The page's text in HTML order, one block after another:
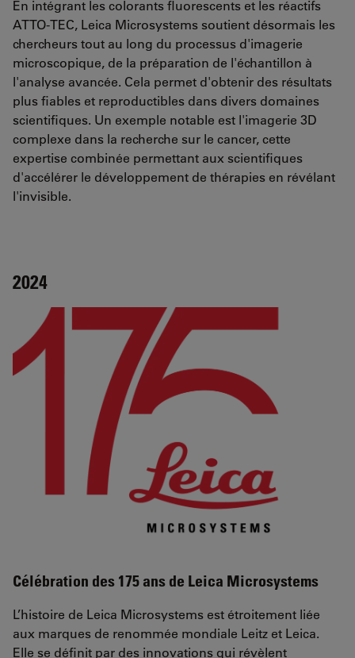
En intégrant les colorants fluorescents et les réactifs
ATTO-TEC, Leica Microsystems soutient désormais les
chercheurs tout au long du processus d'imagerie
microscopique, de la préparation de l'échantillon à
l'analyse avancée. Cela permet d'obtenir des résultats
plus fiables et reproductibles dans divers domaines
scientifiques. Un exemple notable est l'imagerie 3D
complexe dans la recherche sur le cancer, cette
expertise combinée permettant aux scientifiques
d'accélérer le développement de thérapies en révélant
l'invisible.
2024
Célébration des 175 ans de Leica Microsystems
L’histoire de Leica Microsystems est étroitement liée
aux marques de renommée mondiale Leitz et Leica.
Elle se définit par des innovations qui révèlent